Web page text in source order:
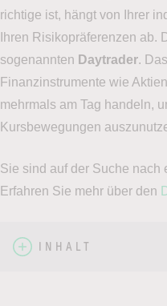
richtige ist, hängt von Ihrer
Ihren Risikopräferenzen ab.
sogenannten Daytrader.
Finanzinstrumente wie
mehrmals am Tag handeln,
Kursbewegungen
Sie sind auf der Suche nach
Erfahren Sie mehr über den
INHALT